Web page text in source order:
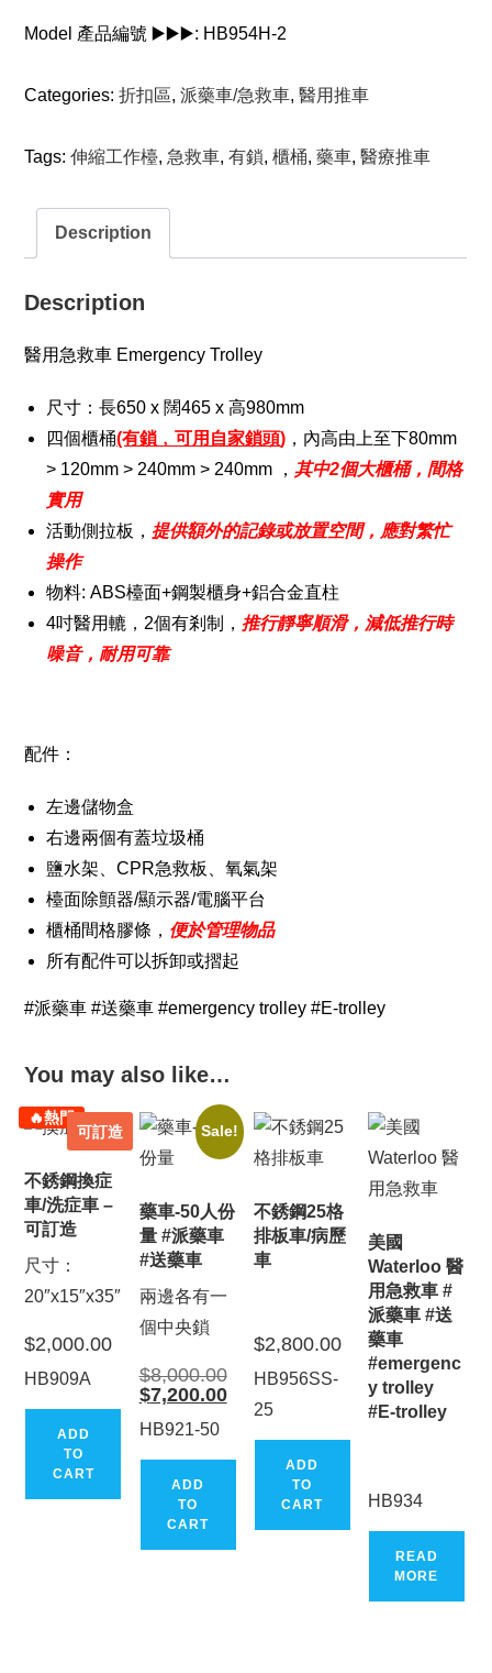
車
Trolley🔻🔻🔻
個
櫃
🔻🔻🔻
Model 產品編號 ▶️▶️▶️: HB954H-2
Categories:折扣區,派藥車/急救車,醫用推車
Tags:伸縮工作檯, 急救車,有鎖,櫃桶,藥車,醫療推車
Description
Description
醫用急救車 Emergency Trolley
尺寸：長650 x 闊465 x 高980mm
四個櫃桶(有鎖﹐可用自家鎖頭) ，內高由上至下80mm
> 120mm > 240mm > 240mm ，其中2個大櫃桶，間格
實用
活動側拉板， 提供額外的記錄或放置空間，應對繁忙
操作
物料: ABS檯面+鋼製櫃身+鋁合金直柱
4吋醫用轆，2個有剎制， 推行靜寧順滑，減低推行時
噪音，耐用可靠
配件：
左邊儲物盒
右邊兩個有蓋垃圾桶
鹽水架、CPR急救板、氧氣架
檯面除顫器/顯示器/電腦平台
櫃桶間格膠條， 便於管理物品
所有配件可以拆卸或摺起
#派藥車 #送藥車 #emergency trolley #E-trolley
You may also like…
🔥熱門
可訂造
不銹鋼換症
車/洗症車 –
可訂造
尺寸：
20″x15″x35″
$2,000.00
HB909A
ADD
TO
CART
Sale!
藥車-50人份
量 #派藥車
#送藥車
兩邊各有一
個中央鎖
$8,000.00Original
price
was:
$8,000.00.
$7,200.00Current
price
$7,200.00.
HB921-50
ADD
TO
CART
不銹鋼25格
排板車/病歷
車
$2,800.00
HB956SS-
25
ADD
TO
CART
美國
Waterloo 醫
用急救車 #
派藥車 #送
藥車
#emergenc
y trolley
#E-trolley
HB934
READ
MORE